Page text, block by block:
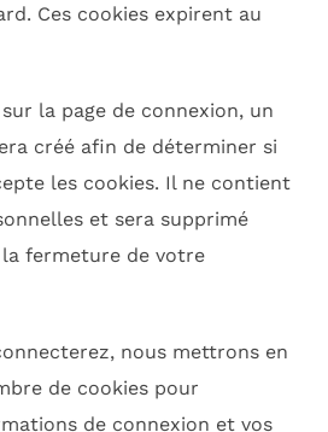
Ces cookies expirent au
la page de connexion, un
créé afin de déterminer si
les cookies. Il ne contient
et sera supprimé
fermeture de votre
nous mettrons en
de cookies pour
de connexion et vos